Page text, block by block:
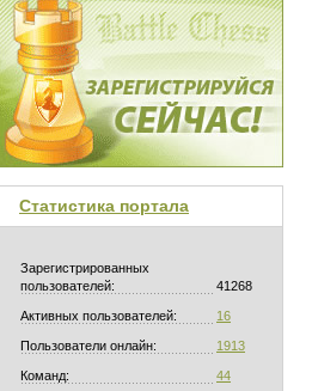
Статистика портала
Зарегистрированных
пользователей:
41268
Активных пользователей: 16
Пользователи онлайн: 1913
Команд: 44